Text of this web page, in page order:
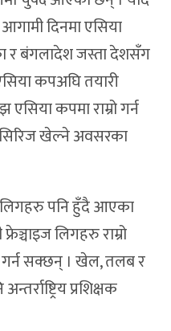
दिनमा एसिया
र बंगलादेश जस्ता देशसँग
कपअघि तयारी
कपमा राम्रो गर्न
खेल्ने अवसरका
लिगहरु पनि हुँदै आएका
लिगहरु राम्रो
गर्न सक्छन् । खेल, तलब र
प्रशिक्षक